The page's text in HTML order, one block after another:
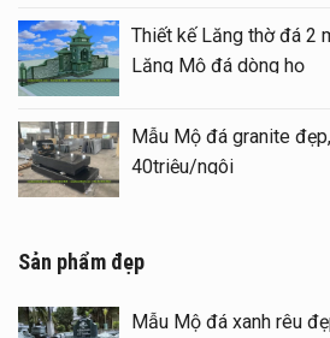
Thiết kế Lăng thờ đá 2
Lăng Mộ đá dòng họ
Mẫu Mộ đá granite
40triệu/ngôi
Sản phẩm đẹp
Mẫu Mộ đá xanh rêu